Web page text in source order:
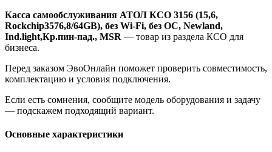
Касса самообслуживания АТОЛ КСО 3156 (15,6,
Rockchip3576,8/64GB), без Wi-Fi, без ОС, Newland,
Ind.light,Кр.пин-пад., MSR — товар из раздела КСО для
бизнеса.
Перед заказом ЭвоОнлайн поможет проверить совместимость,
комплектацию и условия подключения.
Если есть сомнения, сообщите модель оборудования и задачу
— подскажем подходящий вариант.
Основные характеристики